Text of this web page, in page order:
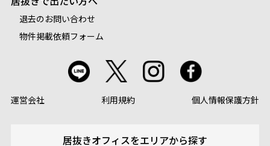
退去のお問い合わせ
物件掲載依頼フォーム
運営会社 利用規約 個人情報保護方針
居抜きオフィスをエリアから探す